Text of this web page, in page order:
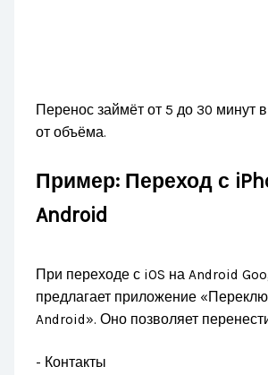
Перенос займёт от 5 до 30 минут
от объёма.
Пример: Переход с
Android
При переходе с iOS на Android
предлагает приложение
Android». Оно позволяет
- Контакты